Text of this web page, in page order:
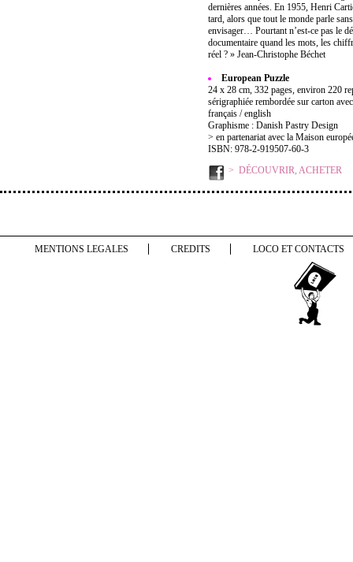
dernières années. En 1955, Henri
tard, alors que tout le monde parle
envisager… Pourtant n’est-ce pas le
documentaire quand les mots, les
réel ? » Jean-Christophe Béchet
European Puzzle
24 x 28 cm, 332 pages, environ 220
sérigraphiée rembordée sur carton
français / english
Graphisme : Danish Pastry Design
> en partenariat avec la Maison
ISBN: 978-2-919507-60-3
DÉCOUVRIR, ACHETER
MENTIONS LEGALES CREDITS LOCO ET CONTACTS